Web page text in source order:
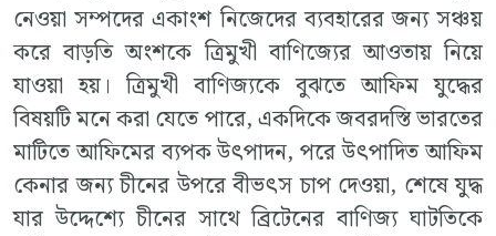
নেওয়া সম্পদের একাংশ নিজেদের ব্যবহারের জন্য সঞ্চয়
করে বাড়তি অংশকে ত্রিমুখী বাণিজ্যের আওতায় নিয়ে
যাওয়া হয়। ত্রিমুখী বাণিজ্যকে বুঝতে আফিম যুদ্ধের
বিষয়টি মনে করা যেতে পারে, একদিকে জবরদস্তি ভারতের
মাটিতে আফিমের ব্যপক উৎপাদন, পরে উৎপাদিত আফিম
কেনার জন্য চীনের উপরে বীভৎস চাপ দেওয়া, শেষে যুদ্ধ
যার উদ্দেশ্যে চীনের সাথে ব্রিটেনের বাণিজ্য ঘাটতিকে